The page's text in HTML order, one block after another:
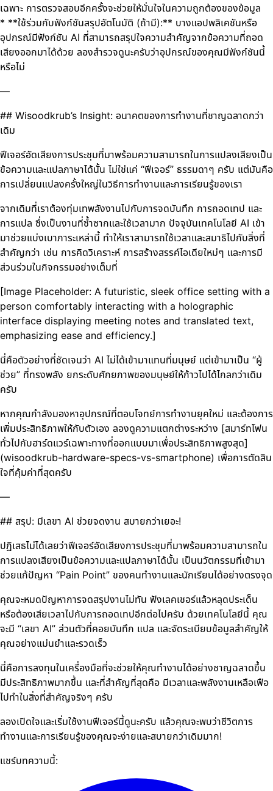
เฉพาะ การตรวจสอบอีกครั้งจะช่วยให้มั่นใจในความถูกต้องของข้อมูล
* **ใช้ร่วมกับฟังก์ชันสรุปอัตโนมัติ (ถ้ามี):** บางแอปพลิเคชันหรือ
อุปกรณ์มีฟังก์ชัน AI ที่สามารถสรุปใจความสำคัญจากข้อความที่ถอด
เสียงออกมาได้ด้วย ลองสำรวจดูนะครับว่าอุปกรณ์ของคุณมีฟังก์ชันนี้
หรือไม่
—
## Wisoodkrub’s Insight: อนาคตของการทำงานที่ชาญฉลาดกว่า
เดิม
ฟีเจอร์อัดเสียงการประชุมที่มาพร้อมความสามารถในการแปลงเสียงเป็น
ข้อความและแปลภาษาได้นั้น ไม่ใช่แค่ “ฟีเจอร์” ธรรมดาๆ ครับ แต่มันคือ
การเปลี่ยนแปลงครั้งใหญ่ในวิธีการทำงานและการเรียนรู้ของเรา
จากเดิมที่เราต้องทุ่มเทพลังงานไปกับการจดบันทึก การถอดเทป และ
การแปล ซึ่งเป็นงานที่ซ้ำซากและใช้เวลามาก ปัจจุบันเทคโนโลยี AI เข้า
มาช่วยแบ่งเบาภาระเหล่านี้ ทำให้เราสามารถใช้เวลาและสมาธิไปกับสิ่งที่
สำคัญกว่า เช่น การคิดวิเคราะห์ การสร้างสรรค์ไอเดียใหม่ๆ และการมี
ส่วนร่วมในกิจกรรมอย่างเต็มที่
[Image Placeholder: A futuristic, sleek office setting with a
person comfortably interacting with a holographic
interface displaying meeting notes and translated text,
emphasizing ease and efficiency.]
นี่คือตัวอย่างที่ชัดเจนว่า AI ไม่ได้เข้ามาแทนที่มนุษย์ แต่เข้ามาเป็น “ผู้
ช่วย” ที่ทรงพลัง ยกระดับศักยภาพของมนุษย์ให้ก้าวไปได้ไกลกว่าเดิม
ครับ
หากคุณกำลังมองหาอุปกรณ์ที่ตอบโจทย์การทำงานยุคใหม่ และต้องการ
เพิ่มประสิทธิภาพให้กับตัวเอง ลองดูความแตกต่างระหว่าง [สมาร์ทโฟน
ทั่วไปกับฮาร์ดแวร์เฉพาะทางที่ออกแบบมาเพื่อประสิทธิภาพสูงสุด]
(wisoodkrub-hardware-specs-vs-smartphone) เพื่อการตัดสิน
ใจที่คุ้มค่าที่สุดครับ
—
## สรุป: มีเลขา AI ช่วยจดงาน สบายกว่าเยอะ!
ปฏิเสธไม่ได้เลยว่าฟีเจอร์อัดเสียงการประชุมที่มาพร้อมความสามารถใน
การแปลงเสียงเป็นข้อความและแปลภาษาได้นั้น เป็นนวัตกรรมที่เข้ามา
ช่วยแก้ปัญหา “Pain Point” ของคนทำงานและนักเรียนได้อย่างตรงจุด
คุณจะหมดปัญหาการจดสรุปงานไม่ทัน ฟังเลคเชอร์แล้วหลุดประเด็น
หรือต้องเสียเวลาไปกับการถอดเทปอีกต่อไปครับ ด้วยเทคโนโลยีนี้ คุณ
จะมี “เลขา AI” ส่วนตัวที่คอยบันทึก แปล และจัดระเบียบข้อมูลสำคัญให้
คุณอย่างแม่นยำและรวดเร็ว
นี่คือการลงทุนในเครื่องมือที่จะช่วยให้คุณทำงานได้อย่างชาญฉลาดขึ้น
มีประสิทธิภาพมากขึ้น และที่สำคัญที่สุดคือ มีเวลาและพลังงานเหลือเฟือ
ไปทำในสิ่งที่สำคัญจริงๆ ครับ
ลองเปิดใจและเริ่มใช้งานฟีเจอร์นี้ดูนะครับ แล้วคุณจะพบว่าชีวิตการ
ทำงานและการเรียนรู้ของคุณจะง่ายและสบายกว่าเดิมมาก!
แชร์บทความนี้: